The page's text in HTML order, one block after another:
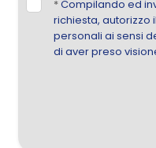
*Compilando ed
richiesta, autorizzo
personali ai sensi
di aver preso